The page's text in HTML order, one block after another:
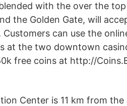
with the over the
the Golden Gate, will
Customers can use the
at the two downtown
free coins at http://
Center is 11 km from